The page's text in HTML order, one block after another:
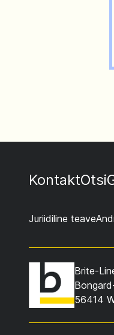
KontaktOtsi
Juriidiline teave
Brite-
56414